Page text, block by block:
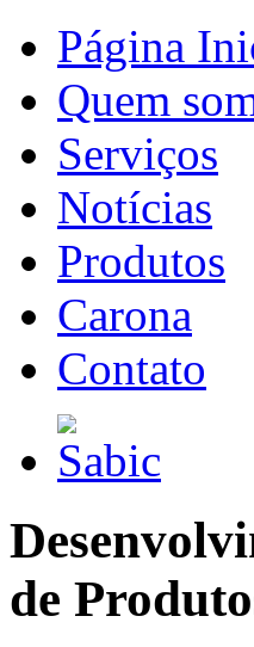
Página
Quem
Serviços
Notícias
Produtos
Carona
Contato
de